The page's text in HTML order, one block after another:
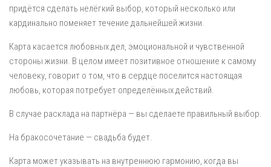
придётся сделать нелёгкий выбор, который несколько или
кардинально поменяет течение дальнейшей жизни.
Карта касается любовных дел, эмоциональной и чувственной
стороны жизни. В целом имеет позитивное отношение к самому
человеку, говорит о том, что в сердце поселится настоящая
любовь, которая потребует определённых действий.
В случае расклада на партнёра — вы сделаете правильный выбор.
На бракосочетание — свадьба будет.
Карта может указывать на внутреннюю гармонию, когда вы